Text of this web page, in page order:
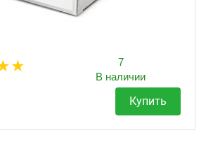
7
В наличии
Купить